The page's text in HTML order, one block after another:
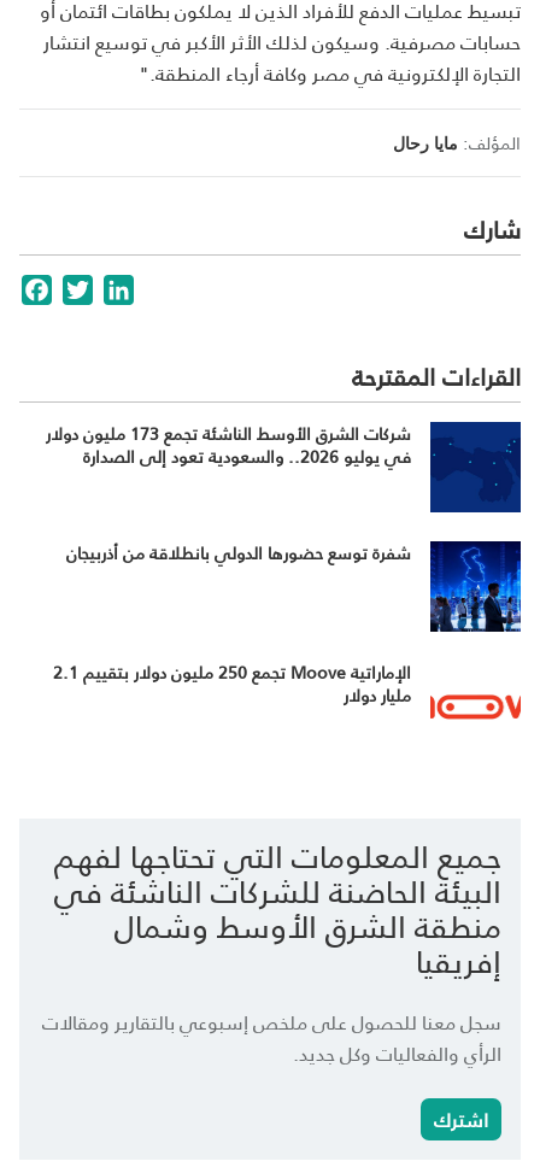
تبسيط عمليات الدفع للأفراد الذين لا يملكون بطاقات ائتمان أو
حسابات مصرفية. وسيكون لذلك الأثر الأكبر في توسيع انتشار
التجارة الإلكترونية في مصر وكافة أرجاء المنطقة."
المؤلف: مايا رحال
شارك
TwitterLinkedIn
القراءات المقترحة
شركات الشرق الأوسط الناشئة تجمع 173 مليون دولار
في يوليو 2026.. والسعودية تعود إلى الصدارة
شفرة توسع حضورها الدولي بانطلاقة من أذربيجان
الإماراتية Moove تجمع 250 مليون دولار بتقييم 2.1
مليار دولار
جميع المعلومات التي تحتاجها لفهم
البيئة الحاضنة للشركات الناشئة في
منطقة الشرق الأوسط وشمال
إفريقيا
سجل معنا للحصول على ملخص إسبوعي بالتقارير ومقالات
الرأي والفعاليات وكل جديد.
اشترك